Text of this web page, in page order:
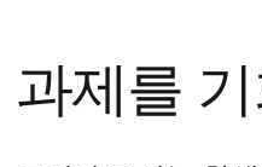
과제를